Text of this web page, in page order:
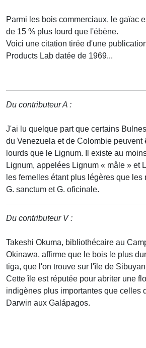
Parmi les bois commerciaux, le gaïac
de 15 % plus lourd que l'ébène.
Voici une citation tirée d'une
Products Lab datée de 1969...
Du contributeur A :
J'ai lu quelque part que certains
du Venezuela et de Colombie peuvent
lourds que le Lignum. Il existe au
Lignum, appelées Lignum « mâle » et
les femelles étant plus légères que les
G. sanctum et G. oficinale.
Du contributeur V :
Takeshi Okuma, bibliothécaire au
Okinawa, affirme que le bois le plus
tiga, que l'on trouve sur l'île de
Cette île est réputée pour abriter une
indigènes plus importantes que celles
Darwin aux Galápagos.